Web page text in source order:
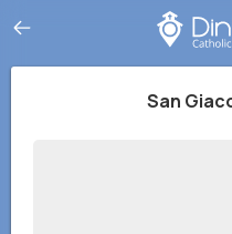
San